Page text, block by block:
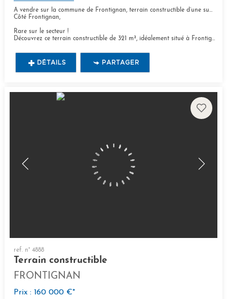
À vendre sur la commune de Frontignan, terrain constructible d’une superficie de 321 m²
Côté Frontignan,
Rare sur le secteur !
Découvrez ce terrain constructible de 321 m², idéalement situé à Frontignan,...
DÉTAILS PARTAGER
ref. n° 4888
Terrain constructible
FRONTIGNAN
Prix : 160 000 €*